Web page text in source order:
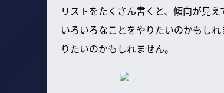
リストをたくさん書くと、傾向が見
いろいろなことをやりたいのかもし
りたいのかもしれません。